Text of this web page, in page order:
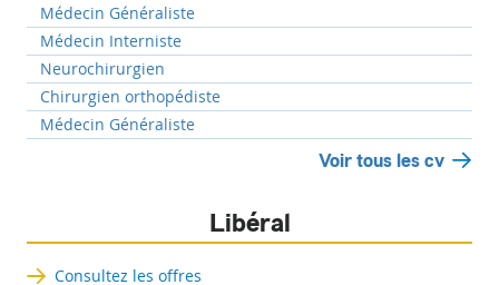
Médecin Généraliste
Médecin Interniste
Neurochirurgien
Chirurgien orthopédiste
Médecin Généraliste
Voir tous les cv
Libéral
Consultez les offres